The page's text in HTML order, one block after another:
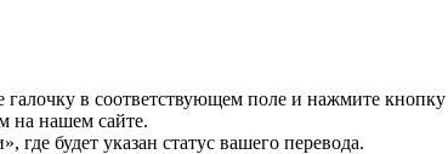
в соответствующем поле и нажмите кнопку
на нашем сайте.
будет указан статус вашего перевода.